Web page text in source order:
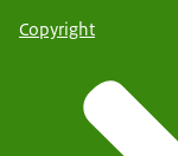
Copyright